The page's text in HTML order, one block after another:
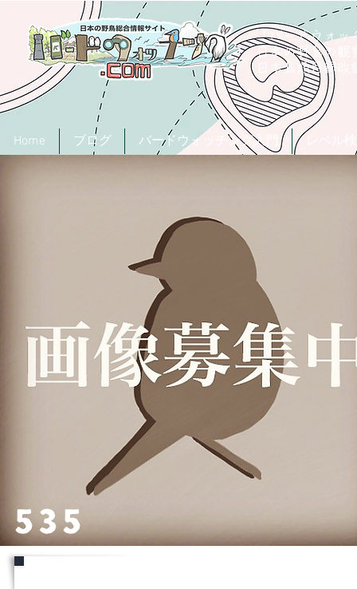
「バードウォッ
日本の野鳥の観
日本鳥類目録
Home ブログ バードウォッチング入門
535